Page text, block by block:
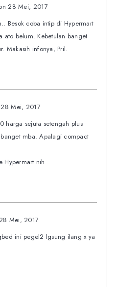
28 Mei, 2017
Besok coba intip di Hypermart
ato belum. Kebetulan banget
Makasih infonya, Pril.
Mei, 2017
harga sejuta setengah plus
mba. Apalagi compact
Hypermart nih
Mei, 2017
ini pegel2 lgsung ilang x ya